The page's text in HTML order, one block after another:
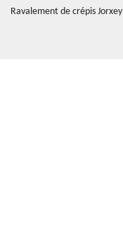
Ravalement de crépis Jorxey